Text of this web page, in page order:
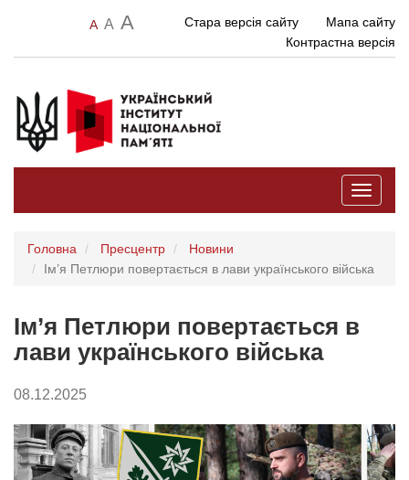
A A A Стара версія сайту
Мапа сайту
Контрастна версія
Toggle
Головна Пресцентр
Новини
Ім’я Петлюри повертається в лави українського війська
Ім’я Петлюри повертається в
лави українського війська
08.12.2025